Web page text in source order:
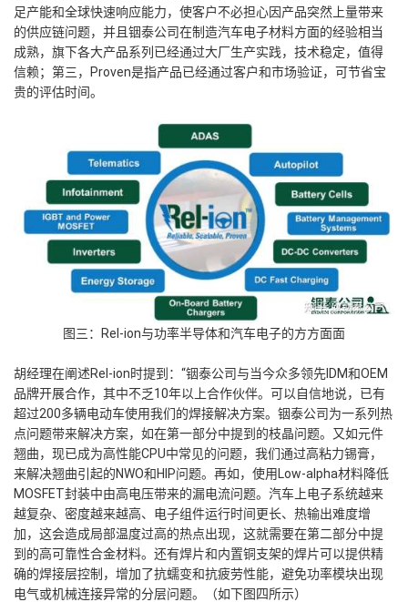
足产能和全球快速响应能力，使客户不必担心因产品突然上量带来
的供应链问题，并且铟泰公司在制造汽车电子材料方面的经验相当
成熟，旗下各大产品系列已经通过大厂生产实践，技术稳定，值得
信赖；第三，Proven是指产品已经通过客户和市场验证，可节省宝
贵的评估时间。
图三：Rel-ion与功率半导体和汽车电子的方方面面
胡经理在阐述Rel-ion时提到：“铟泰公司与当今众多领先IDM和OEM
品牌开展合作，其中不乏10年以上合作伙伴。可以自信地说，已有
超过200多辆电动车使用我们的焊接解决方案。铟泰公司为一系列热
点问题带来解决方案，如在第一部分中提到的枝晶问题。又如元件
翘曲，现已成为高性能CPU中常见的问题，我们通过高粘力锡膏，
来解决翘曲引起的NWO和HIP问题。再如， 使用Low-alpha材料降低
MOSFET封装中由高电压带来的漏电流问题。 汽车上电子系统越来
越复杂、密度越来越高、电子组件运行时间更长、热输出难度增
加，这会造成局部温度过高的热点出现，这就需要在第二部分中提
到的高可靠性合金材料。 还有焊片和内置铜支架的焊片可以提供精
确的焊接层控制，增加了抗蠕变和抗疲劳性能，避免功率模块出现
电气或机械连接异常的分层问题。（如下图四所示）